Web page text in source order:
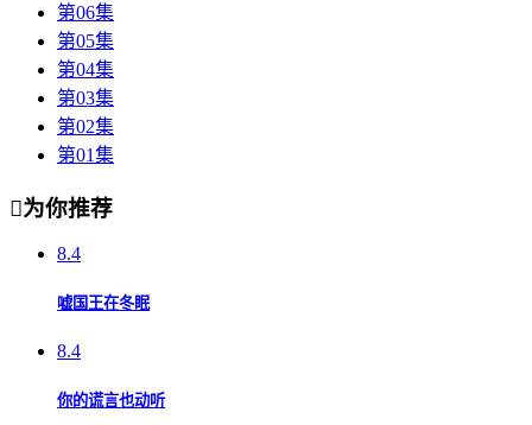
第06集
第05集
第04集
第03集
第02集
第01集
为你推荐
8.4
嘘国王在冬眠
8.4
你的谎言也动听